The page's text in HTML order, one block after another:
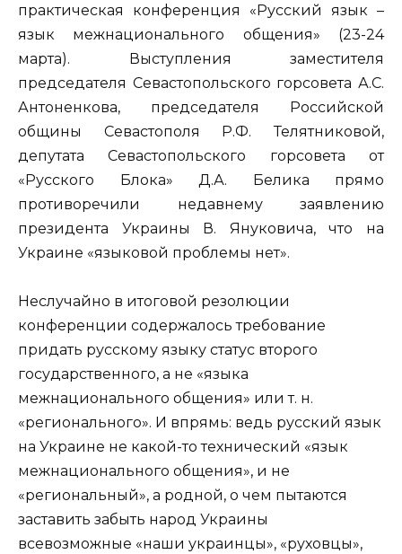
практическая конференция «Русский язык –
язык межнационального общения» (23-24
марта). Выступления заместителя
председателя Севастопольского горсовета А.С.
Антоненкова, председателя Российской
общины Севастополя Р.Ф. Телятниковой,
депутата Севастопольского горсовета от
«Русского Блока» Д.А. Белика прямо
противоречили недавнему заявлению
президента Украины В. Януковича, что на
Украине «языковой проблемы нет».
Неслучайно в итоговой резолюции
конференции содержалось требование
придать русскому языку статус второго
государственного, а не «языка
межнационального общения» или т. н.
«регионального». И впрямь: ведь русский язык
на Украине не какой-то технический «язык
межнационального общения», и не
«региональный», а родной, о чем пытаются
заставить забыть народ Украины
всевозможные «наши украинцы», «руховцы»,